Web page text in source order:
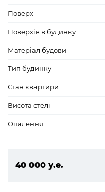
Поверх
Поверхів в будинку
Матеріал будови
Тип будинку
Стан квартири
Висота стелі
Опалення
40 000 у.е.